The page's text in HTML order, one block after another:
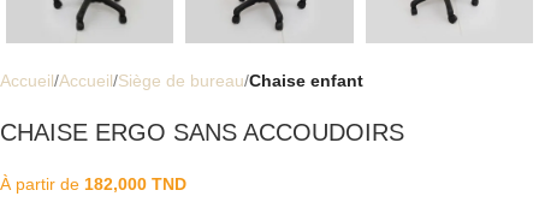
Accueil Accueil Siège de bureau Chaise enfant
CHAISE ERGO SANS ACCOUDOIRS
À partir de 182,000 TND